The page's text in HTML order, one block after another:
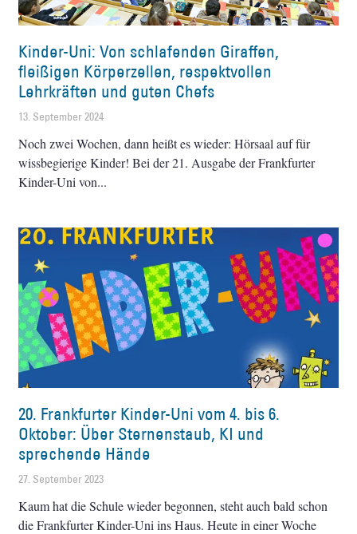
Kinder-Uni: Von schlafenden Giraffen,
fleißigen Körperzellen, respektvollen
Lehrkräften und guten Chefs
13. September 2024
Noch zwei Wochen, dann heißt es wieder: Hörsaal auf für
wissbegierige Kinder! Bei der 21. Ausgabe der Frankfurter
Kinder-Uni von
20. Frankfurter Kinder-Uni vom 4. bis 6.
Oktober: Über Sternenstaub, KI und
sprechende Hände
27. September 2023
Kaum hat die Schule wieder begonnen, steht auch bald schon
die Frankfurter Kinder-Uni ins Haus. Heute in einer Woche